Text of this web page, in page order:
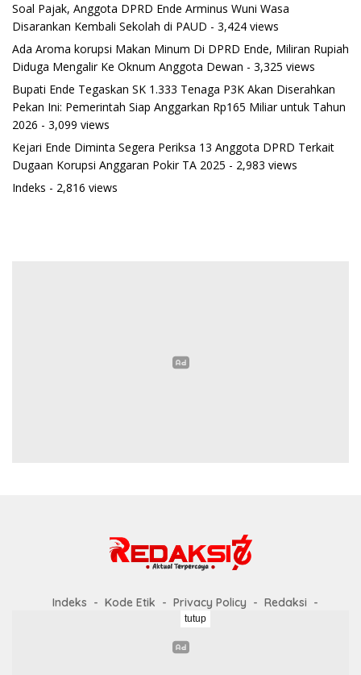
Soal Pajak, Anggota DPRD Ende Arminus Wuni Wasa
Disarankan Kembali Sekolah di PAUD - 3,424 views
Ada Aroma korupsi Makan Minum Di DPRD Ende, Miliran Rupiah
Diduga Mengalir Ke Oknum Anggota Dewan - 3,325 views
Bupati Ende Tegaskan SK 1.333 Tenaga P3K Akan Diserahkan
Pekan Ini: Pemerintah Siap Anggarkan Rp165 Miliar untuk Tahun
2026 - 3,099 views
Kejari Ende Diminta Segera Periksa 13 Anggota DPRD Terkait
Dugaan Korupsi Anggaran Pokir TA 2025 - 2,983 views
Indeks - 2,816 views
Indeks Kode Etik Privacy Policy
Redaksi
Pedoman Media Siber
Didukung oleh WordPress
tutup